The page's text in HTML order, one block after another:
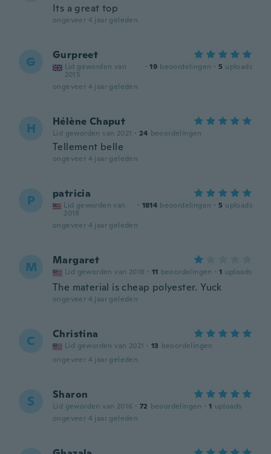
Its a great top
ongeveer 4 jaar geleden
G Gurpreet
Lid geworden van
2015
· 19 beoordelingen · 5 uploads
ongeveer 4 jaar geleden
H Hélène Chaput
Lid geworden van 2021 · 24 beoordelingen
Tellement belle
ongeveer 4 jaar geleden
P patricia
Lid geworden van
2018
· 1814 beoordelingen · 5 uploads
ongeveer 4 jaar geleden
M Margaret
Lid geworden van 2018 · 11 beoordelingen · 1 uploads
The material is cheap polyester. Yuck
ongeveer 4 jaar geleden
C Christina
Lid geworden van 2021 · 13 beoordelingen
ongeveer 4 jaar geleden
S Sharon
Lid geworden van 2016 · 72 beoordelingen · 1 uploads
ongeveer 4 jaar geleden